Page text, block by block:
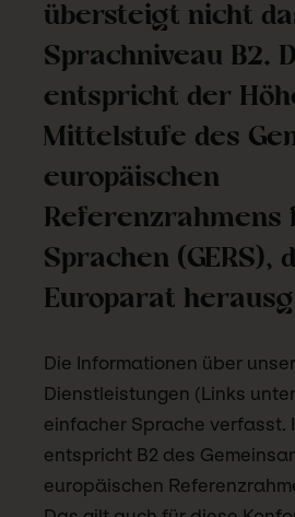
übersteigt nicht
Sprachniveau B2.
entspricht der
Mittelstufe des
europäischen
Referenzrahmens
Sprachen (GERS),
Europarat
Die Informationen über
Dienstleistungen (Links
einfacher Sprache verfasst.
entspricht B2 des
europäischen